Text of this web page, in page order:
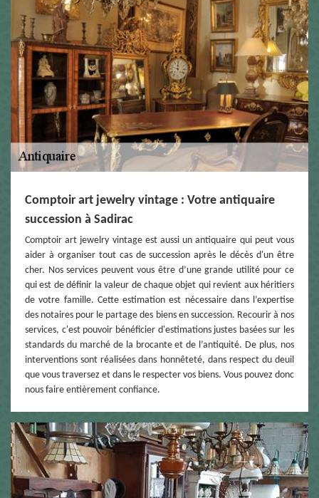
Comptoir art jewelry vintage : Votre antiquaire
succession à Sadirac
Comptoir art jewelry vintage est aussi un antiquaire qui peut vous
aider à organiser tout cas de succession après le décès d'un être
cher. Nos services peuvent vous être d’une grande utilité pour ce
qui est de définir la valeur de chaque objet qui revient aux héritiers
de votre famille. Cette estimation est nécessaire dans l’expertise
des notaires pour le partage des biens en succession. Recourir à nos
services, c'est pouvoir bénéficier d'estimations justes basées sur les
standards du marché de la brocante et de l’antiquité. De plus, nos
interventions sont réalisées dans honnêteté, dans respect du deuil
que vous traversez et dans le respecter vos biens. Vous pouvez donc
nous faire entièrement confiance.